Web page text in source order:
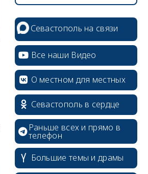
Севастополь на связи
Все наши Видео
О местном для местных
Севастополь в сердце
Раньше всех и прямо в
телефон
Большие темы и драмы
erid: 2SDnjcrDNw6